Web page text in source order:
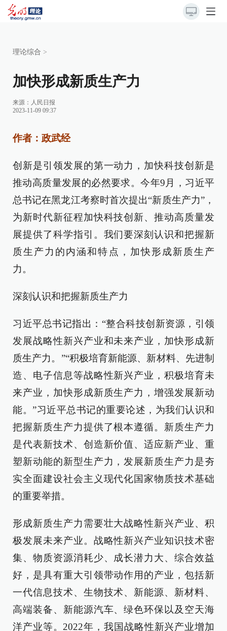
理论综合 >
加快形成新质生产力
来源： 人民日报
2023-11-09 09:37
作者：政武经
创新是引领发展的第一动力，加快科技创新是
推动高质量发展的必然要求。今年9月，习近平
总书记在黑龙江考察时首次提出“新质生产力”，
为新时代新征程加快科技创新、推动高质量发
展提供了科学指引。我们要深刻认识和把握新
质生产力的内涵和特点，加快形成新质生产
力。
深刻认识和把握新质生产力
习近平总书记指出：“整合科技创新资源，引领
发展战略性新兴产业和未来产业，加快形成新
质生产力。”“积极培育新能源、新材料、先进制
造、电子信息等战略性新兴产业，积极培育未
来产业，加快形成新质生产力，增强发展新动
能。”习近平总书记的重要论述，为我们认识和
把握新质生产力提供了根本遵循。新质生产力
是代表新技术、创造新价值、适应新产业、重
塑新动能的新型生产力，发展新质生产力是夯
实全面建设社会主义现代化国家物质技术基础
的重要举措。
形成新质生产力需要壮大战略性新兴产业、积
极发展未来产业。战略性新兴产业知识技术密
集、物质资源消耗少、成长潜力大、综合效益
好，是具有重大引领带动作用的产业，包括新
一代信息技术、生物技术、新能源、新材料、
高端装备、新能源汽车、绿色环保以及空天海
洋产业等。2022年，我国战略性新兴产业增加